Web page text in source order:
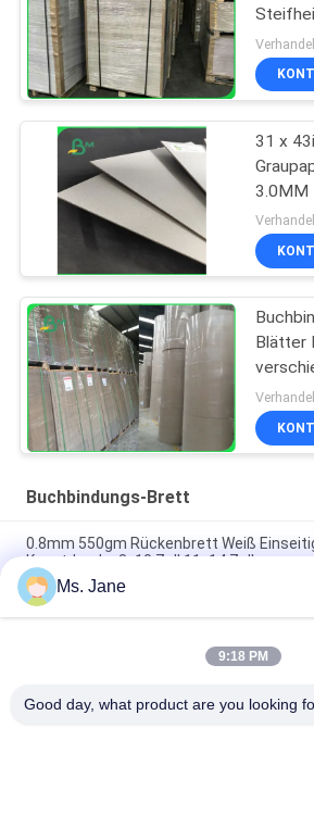
das
31 x
3.0MM
für das
Tasche
Blätter
Buchbindungs-Brett
0.8mm 550gm Rückenbrett Weiß
Kunstdrucke 8x10 Zoll 11x14 Zoll
1 mm 2 mm Doppelseitig beschichtete
Plakatplatte 71 x 96cm
55lb Matte Surface Finish Black
Ms. Jane
9:18 PM
Good day, what product are you looking